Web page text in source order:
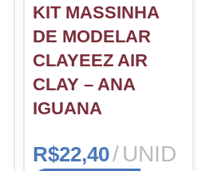
KIT MASSINHA
DE MODELAR
CLAYEEZ AIR
CLAY – ANA
IGUANA
R$22,40 UNID